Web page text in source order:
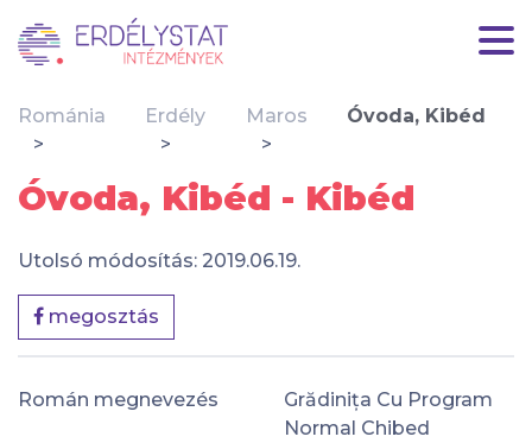
Románia Erdély Maros Óvoda, Kibéd
Óvoda, Kibéd - Kibéd
Utolsó módosítás: 2019.06.19.
megosztás
Román megnevezés
Grădinița Cu Program
Normal Chibed